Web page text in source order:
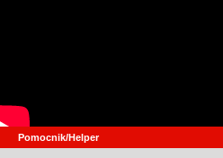
Pomocnik/Helper